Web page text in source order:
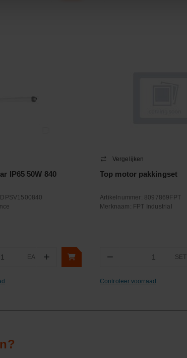
IP65 50W 840
EA +
Vergelijken
Top motor pakkingset
Artikelnummer: 8097869FPT
Merknaam: FPT Industrial
− SET
Controleer voorraad